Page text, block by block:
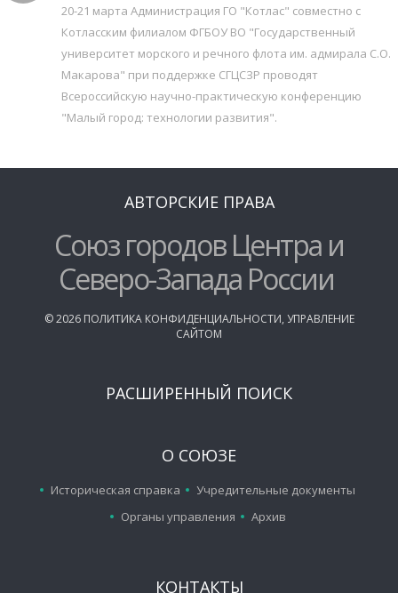
20-21 марта Администрация ГО "Котлас" совместно с
Котласским филиалом ФГБОУ ВО "Государственный
университет морского и речного флота им. адмирала С.О.
Макарова" при поддержке СГЦСЗР проводят
Всероссийскую научно-практическую конференцию
"Малый город: технологии развития".
АВТОРСКИЕ ПРАВА
Союз городов Центра и
Северо-Запада России
©2026 ПОЛИТИКА КОНФИДЕНЦИАЛЬНОСТИ, УПРАВЛЕНИЕ
САЙТОМ
РАСШИРЕННЫЙ ПОИСК
О СОЮЗЕ
Историческая справка
Учредительные документы
Органы управления
Архив
КОНТАКТЫ